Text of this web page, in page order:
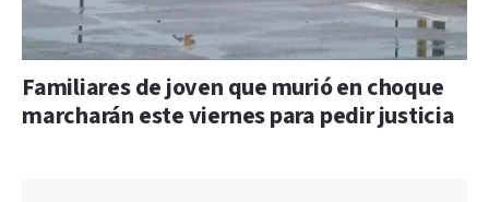
Familiares de joven que murió en choque
marcharán este viernes para pedir justicia